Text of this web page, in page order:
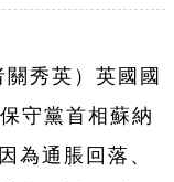
關秀英 ） 英國國
守黨首相蘇納
為通脹回落、